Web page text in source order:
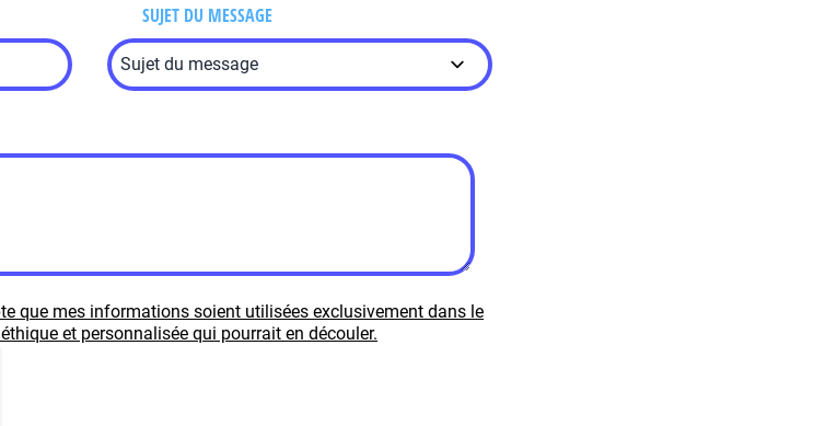
SUJET DU MESSAGE
que mes informations soient utilisées exclusivement dans le
et personnalisée qui pourrait en découler.